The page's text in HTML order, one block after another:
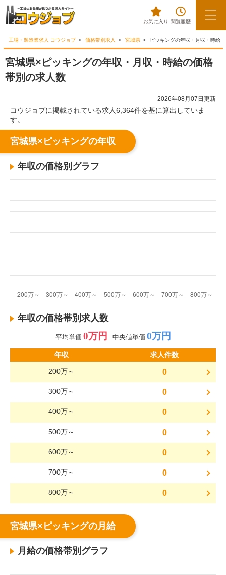
お気に入り 閲覧履歴
工場・製造業求人 コウジョブ 価格帯別求人 宮城県 ピッキングの年収・月収・時給
宮城県×ピッキングの年収・月収・時給の価格
帯別の求人数
2026年08月07日更新
コウジョブに掲載されている求人6,364件を基に算出していま
す。
宮城県×ピッキングの年収
年収の価格別グラフ
年収の価格帯別求人数
平均単価 0万円 中央値単価 0万円
年収
求人件数
200万～
0
300万～ 0
400万～ 0
500万～ 0
600万～ 0
700万～ 0
800万～ 0
宮城県×ピッキングの月給
月給の価格帯別グラフ